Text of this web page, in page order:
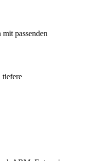
passenden
tiefere